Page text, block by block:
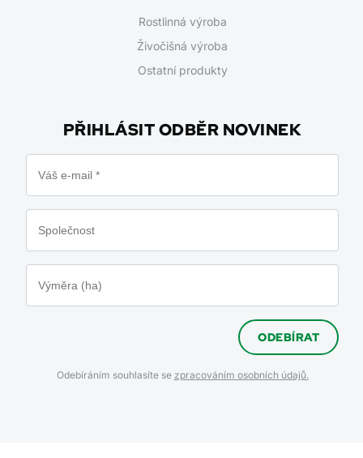
Rostlinná výroba
Živočišná výroba
Ostatní produkty
PŘIHLÁSIT ODBĚR NOVINEK
ODEBÍRAT
Odebíráním souhlasíte se zpracováním osobních údajů.